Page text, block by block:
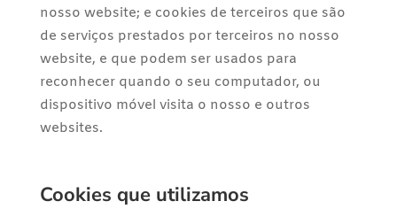
nosso website; e cookies de terceiros que são
de serviços prestados por terceiros no nosso
website, e que podem ser usados para
reconhecer quando o seu computador, ou
dispositivo móvel visita o nosso e outros
websites.
Cookies que utilizamos